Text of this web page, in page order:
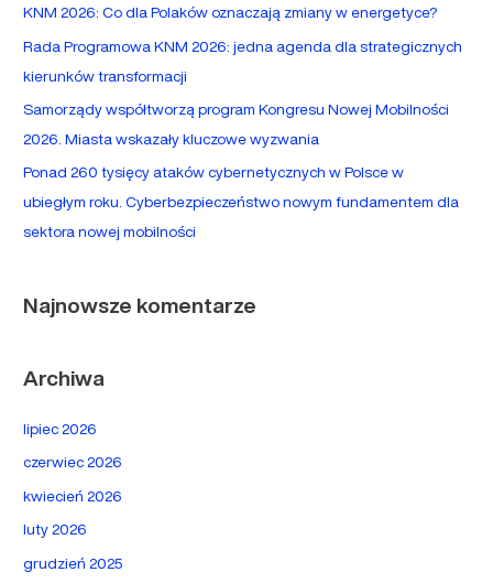
l
a
:
KNM 2026: Co dla Polaków oznaczają zmiany w energetyce?
Rada Programowa KNM 2026: jedna agenda dla strategicznych
kierunków transformacji
Samorządy współtworzą program Kongresu Nowej Mobilności
2026. Miasta wskazały kluczowe wyzwania
Ponad 260 tysięcy ataków cybernetycznych w Polsce w
ubiegłym roku. Cyberbezpieczeństwo nowym fundamentem dla
sektora nowej mobilności
Najnowsze komentarze
Archiwa
lipiec 2026
czerwiec 2026
kwiecień 2026
luty 2026
grudzień 2025